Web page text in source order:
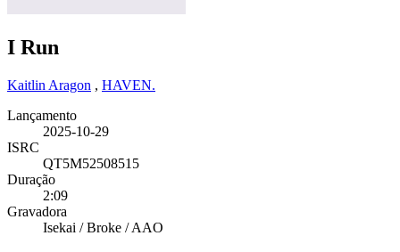
I Run
Kaitlin Aragon , HAVEN.
Lançamento
2025-10-29
ISRC
QT5M52508515
Duração
2:09
Gravadora
Isekai / Broke / AAO